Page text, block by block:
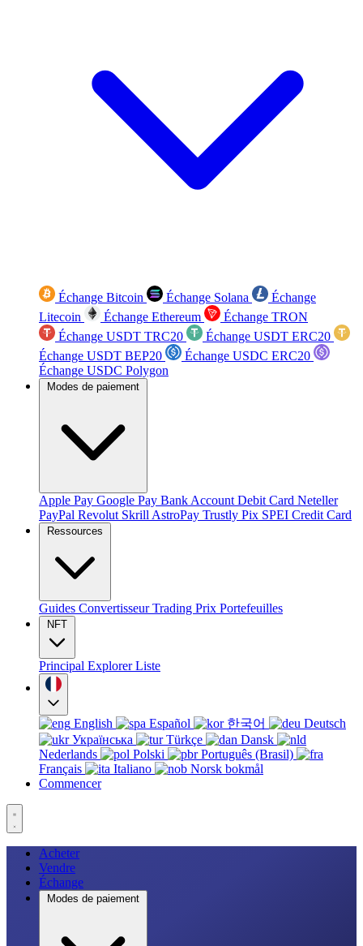
Échange Bitcoin Échange Solana
Échange
Litecoin
Échange Ethereum
Échange TRON
Échange USDT TRC20
Échange USDT ERC20
Échange USDT BEP20
Échange USDC ERC20
Échange USDC Polygon
Modes de paiement
Apple Pay Google Pay Bank Account Debit Card Neteller
PayPal Revolut Skrill AstroPay Trustly Pix SPEI Credit Card
Ressources
Guides ConvertisseurTrading Prix Portefeuilles
NFT
Principal ExplorerListe
English Español 한국어
Deutsch
Українська
Türkçe
Dansk
Nederlands
Polski
Português (Brasil)
Français
Italiano
Norsk bokmål
Commencer
Acheter
Vendre
Échange
Modes de paiement